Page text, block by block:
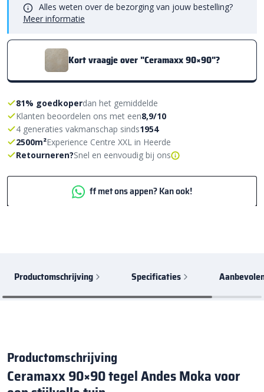
Alles weten over de bezorging van jouw bestelling?
Meer informatie
Kort vraagje over "Ceramaxx 90×90"?
81% goedkoperdan het gemiddelde
Klanten beoordelen ons met een8,9/10
4 generaties vakmanschap sinds1954
2500m²Experience Centre XXL in Heerde
Retourneren?Snel en eenvoudig bij ons
ff met ons appen? Kan ook!
Productomschrijving Specificaties
Productomschrijving
Ceramaxx 90×90 tegel Andes Moka voor